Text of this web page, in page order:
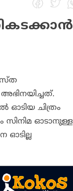
ഓടിയ ചിത്രം
സിനിമ ഓടാനുള്ള